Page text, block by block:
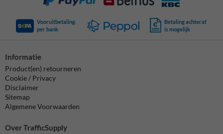
Vooruitbetaling
per bank
Betaling achteraf
is mogelijk
Informatie
Product(en) retourneren
Cookie / Privacy
Disclaimer
Sitemap
Algemene Voorwaarden
Over TrafficSupply